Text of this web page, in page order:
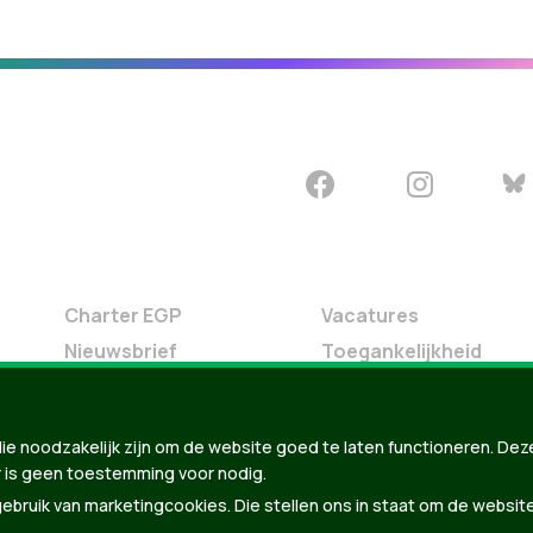
Charter EGP
Nieuwsbrief
Groen in je buurt
Meldpunt
Vacatures
Toegankelijkheid
noodzakelijk zijn om de website goed te laten functioneren.
geen toestemming voor nodig.
van marketingcookies. Die stellen ons in staat om de